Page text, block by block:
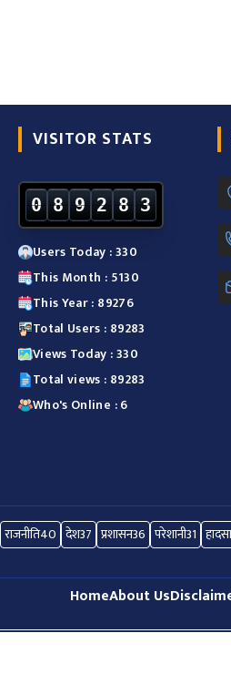
VISITOR STATS
0 8 9 2 8 3
Users Today : 330
This Month : 5130
This Year : 89276
Total Users : 89283
Views Today : 330
Total views : 89283
Who's Online : 6
राजनीति40 देश37 प्रशासन36 परेशानी31 हादसा
HomeAbout Us